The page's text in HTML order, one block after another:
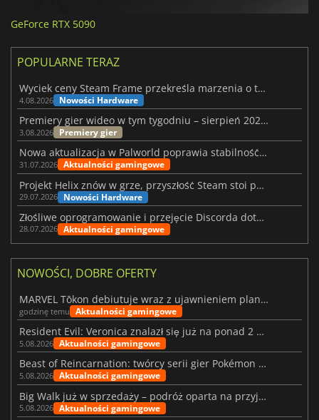
GeForce RTX 5090
POPULARNE TERAZ
Wyciek ceny Steam Frame przekreśla marzenia o tanim zestawie VR
4.08.2026 Nowości Hardware
Premiery gier wideo w tym tygodniu – sierpień 2026 r. (32. tydzień)
3.08.2026 Premiery gier
Nowa aktualizacja w Palworld poprawia stabilność Sunreach i walk z bossami
31.07.2026 Aktualności gamingowe
Projekt Helix znów w grze, przyszłość Steam stoi pod znakiem zapytania
29.07.2026 Nowości Hardware
Złośliwe oprogramowanie i przejęcie Discorda dotknęły Meccha Chameleon
28.07.2026 Aktualności gamingowe
NOWOŚCI, DOBRE OFERTY
MARVEL Tōkon debiutuje wraz z ujawnieniem planu rozwoju na pierwszy rok
godzinę temu Aktualności gamingowe
Resident Evil: Veronica znalazł się już na ponad 2 milionach list życzeń
5.08.2026 Aktualności gamingowe
Beast of Reincarnation: twórcy serii gier Pokémon wkraczają na nową ścieżkę
5.08.2026 Aktualności gamingowe
Big Walk już w sprzedaży – podróż oparta na przyjaźni
5.08.2026 Aktualności gamingowe